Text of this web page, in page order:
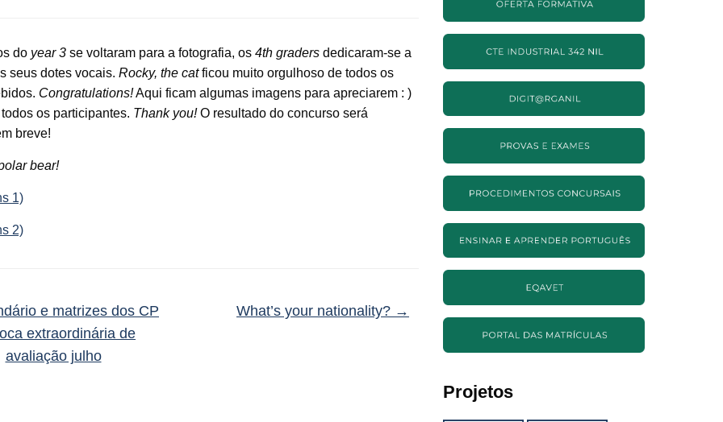
do year 3 se voltaram para a fotografia, os 4th graders dedicaram-se a
seus dotes vocais. Rocky, the catficou muito orgulhoso de todos os
Congratulations!Aqui ficam algumas imagens para apreciarem : )
os participantes. Thank you!O resultado do concurso será
breve!
bear!
1)
2)
e matrizes dos CP
extraordinária de
avaliação julho
What’s your nationality? →
Projetos